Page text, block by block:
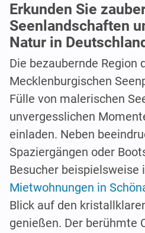
Erkunden Sie
Seenlandschaften
Natur in
Die bezaubernde Region
Mecklenburgischen
Fülle von malerischen
unvergesslichen
einladen. Neben
Spaziergängen oder
Besucher beispielsweise
Mietwohnungen in
Blick auf den
genießen. Der berühmte